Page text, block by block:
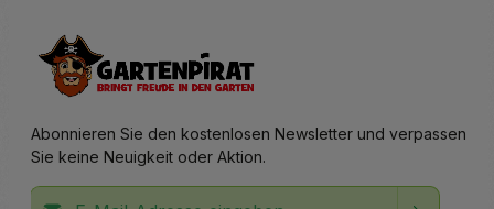
Abonnieren Sie den kostenlosen Newsletter und verpassen
Sie keine Neuigkeit oder Aktion.
E-Mail-Adresse*